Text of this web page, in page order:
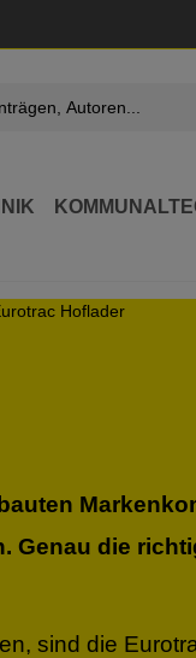
Hoflader
die
sind die